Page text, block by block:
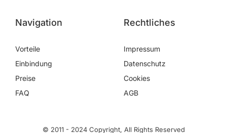
Navigation
Vorteile
Einbindung
Preise
FAQ
Rechtliches
Impressum
Datenschutz
Cookies
AGB
© 2011 - 2024 Copyright, All Rights Reserved